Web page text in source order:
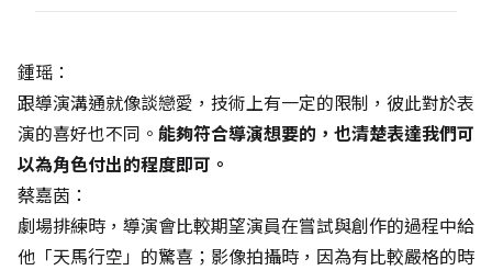
鍾瑶：
跟導演溝通就像談戀愛，技術上有一定的限制，彼此對於表
演的喜好也不同。 能夠符合導演想要的，也清楚表達我們可
以為角色付出的程度即可。
蔡嘉茵：
劇場排練時，導演會比較期望演員在嘗試與創作的過程中給
他「天馬行空」的驚喜；影像拍攝時，因為有比較嚴格的時